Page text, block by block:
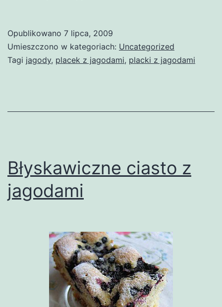
Opublikowano 7 lipca, 2009
Umieszczono w kategoriach: Uncategorized
Tagi jagody, placek z jagodami, placki z jagodami
Błyskawiczne ciasto z
jagodami